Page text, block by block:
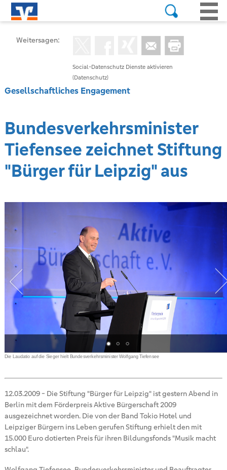
Social-Datenschutz Dienste aktivieren
(Datenschutz)
Weitersagen:
Gesellschaftliches Engagement
Bundesverkehrsminister
Tiefensee zeichnet Stiftung
"Bürger für Leipzig" aus
Die Laudatio auf die Sieger hielt Bundesverkehrsminister Wolfgang Tiefensee
12.03.2009- Die Stiftung "Bürger für Leipzig" ist gestern Abend in
Berlin mit dem Förderpreis Aktive Bürgerschaft 2009
ausgezeichnet worden. Die von der Band Tokio Hotel und
Leipziger Bürgern ins Leben gerufen Stiftung erhielt den mit
15.000 Euro dotierten Preis für ihren Bildungsfonds "Musik macht
schlau".